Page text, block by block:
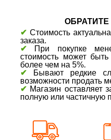
✔ Стоимость
заказа.
✔
При покупке
стоимость может
более чем на 5%.
✔
Бывают редкие
возможности продать
✔ Магазин оставляет
полную или частичную